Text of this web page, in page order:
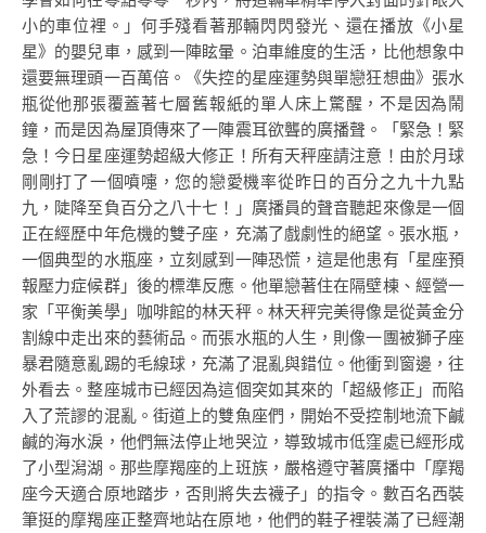
小的車位裡。」何手殘看著那輛閃閃發光、還在播放《小星
星》的嬰兒車，感到一陣眩暈。泊車維度的生活，比他想象中
還要無理頭一百萬倍。《失控的星座運勢與單戀狂想曲》張水
瓶從他那張覆蓋著七層舊報紙的單人床上驚醒，不是因為鬧
鐘，而是因為屋頂傳來了一陣震耳欲聾的廣播聲。「緊急！緊
急！今日星座運勢超級大修正！所有天秤座請注意！由於月球
剛剛打了一個噴嚏，您的戀愛機率從昨日的百分之九十九點
九，陡降至負百分之八十七！」廣播員的聲音聽起來像是一個
正在經歷中年危機的雙子座，充滿了戲劇性的絕望。張水瓶，
一個典型的水瓶座，立刻感到一陣恐慌，這是他患有「星座預
報壓力症候群」後的標準反應。他單戀著住在隔壁棟、經營一
家「平衡美學」咖啡館的林天秤。林天秤完美得像是從黃金分
割線中走出來的藝術品。而張水瓶的人生，則像一團被獅子座
暴君隨意亂踢的毛線球，充滿了混亂與錯位。他衝到窗邊，往
外看去。整座城市已經因為這個突如其來的「超級修正」而陷
入了荒謬的混亂。街道上的雙魚座們，開始不受控制地流下鹹
鹹的海水淚，他們無法停止地哭泣，導致城市低窪處已經形成
了小型潟湖。那些摩羯座的上班族，嚴格遵守著廣播中「摩羯
座今天適合原地踏步，否則將失去襪子」的指令。數百名西裝
筆挺的摩羯座正整齊地站在原地，他們的鞋子裡裝滿了已經潮